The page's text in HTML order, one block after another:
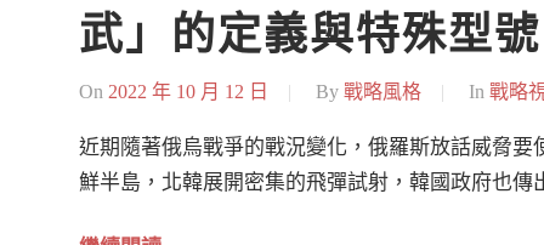
武」的定義與特殊型號
On 2022 年 10 月 12 日 By 戰略風格 In 戰略
近期隨著俄烏戰爭的戰況變化，俄羅斯放話威脅要
鮮半島，北韓展開密集的飛彈試射，韓國政府也